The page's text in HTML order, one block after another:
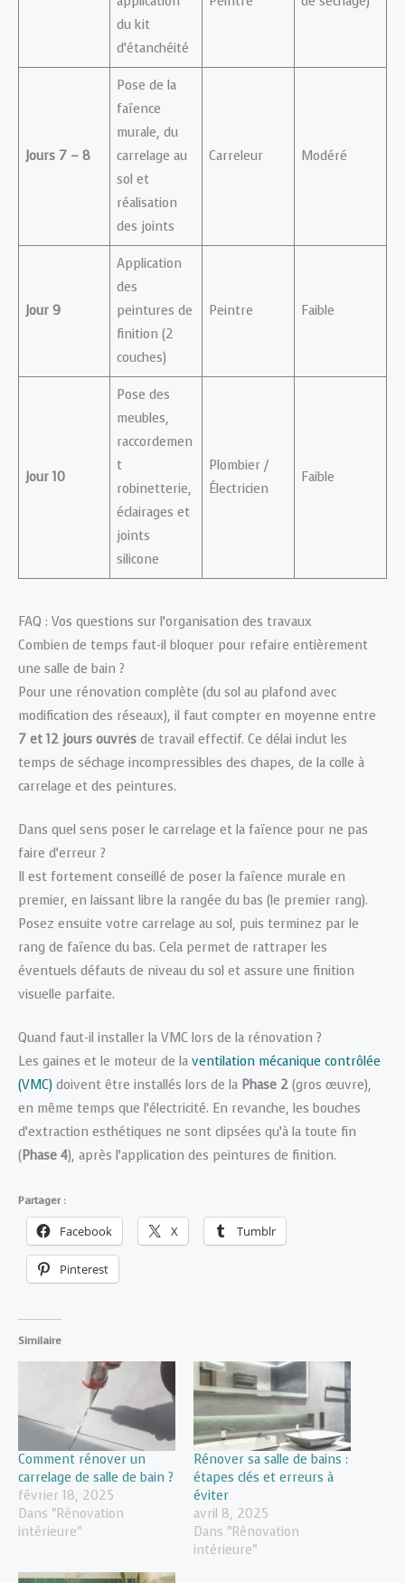
du kit
d’étanchéité
Jours 7 – 8
Pose de la
faïence
murale, du
carrelage au
sol et
réalisation
des joints
Carreleur Modéré
Jour 9
Application
des
peintures de
finition (2
couches)
Peintre Faible
Jour 10
Pose des
meubles,
raccordemen
t
robinetterie,
éclairages et
joints
silicone
Plombier /
Électricien
Faible
FAQ : Vos questions sur l’organisation des travaux
Combien de temps faut-il bloquer pour refaire entièrement
une salle de bain ?
Pour une rénovation complète (du sol au plafond avec
modification des réseaux), il faut compter en moyenne entre
7 et 12 jours ouvrés de travail effectif. Ce délai inclut les
temps de séchage incompressibles des chapes, de la colle à
carrelage et des peintures.
Dans quel sens poser le carrelage et la faïence pour ne pas
faire d’erreur ?
Il est fortement conseillé de poser la faïence murale en
premier, en laissant libre la rangée du bas (le premier rang).
Posez ensuite votre carrelage au sol, puis terminez par le
rang de faïence du bas. Cela permet de rattraper les
éventuels défauts de niveau du sol et assure une finition
visuelle parfaite.
Quand faut-il installer la VMC lors de la rénovation ?
Les gaines et le moteur de la ventilation mécanique contrôlée
(VMC) doivent être installés lors de la Phase 2 (gros œuvre),
en même temps que l’électricité. En revanche, les bouches
d’extraction esthétiques ne sont clipsées qu’à la toute fin
(Phase 4), après l’application des peintures de finition.
Partager :
Facebook X Tumblr
Pinterest
Similaire
Comment rénover un
carrelage de salle de bain ?
février 18, 2025
Dans "Rénovation
intérieure"
Rénover sa salle de bains :
étapes clés et erreurs à
éviter
avril 8, 2025
Dans "Rénovation
intérieure"